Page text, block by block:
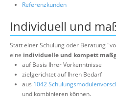
Referenzkunden
Individuell und
Statt einer Schulung oder Beratung
eine individuelle und kompett
auf Basis Ihrer Vorkenntnisse
zielgerichtet auf Ihren Bedarf
aus 1042
und kombinieren können.